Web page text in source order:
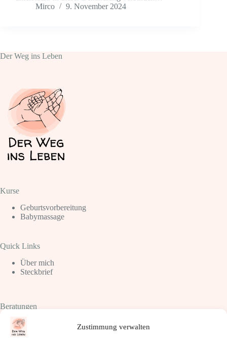
Zustimmung verwalten
Mirco
9. November 2024
Der Weg ins Leben
Kurse
Geburtsvorbereitung
Babymassage
Quick Links
Über mich
Steckbrief
Beratungen
Schlafberatung
Stillberatung